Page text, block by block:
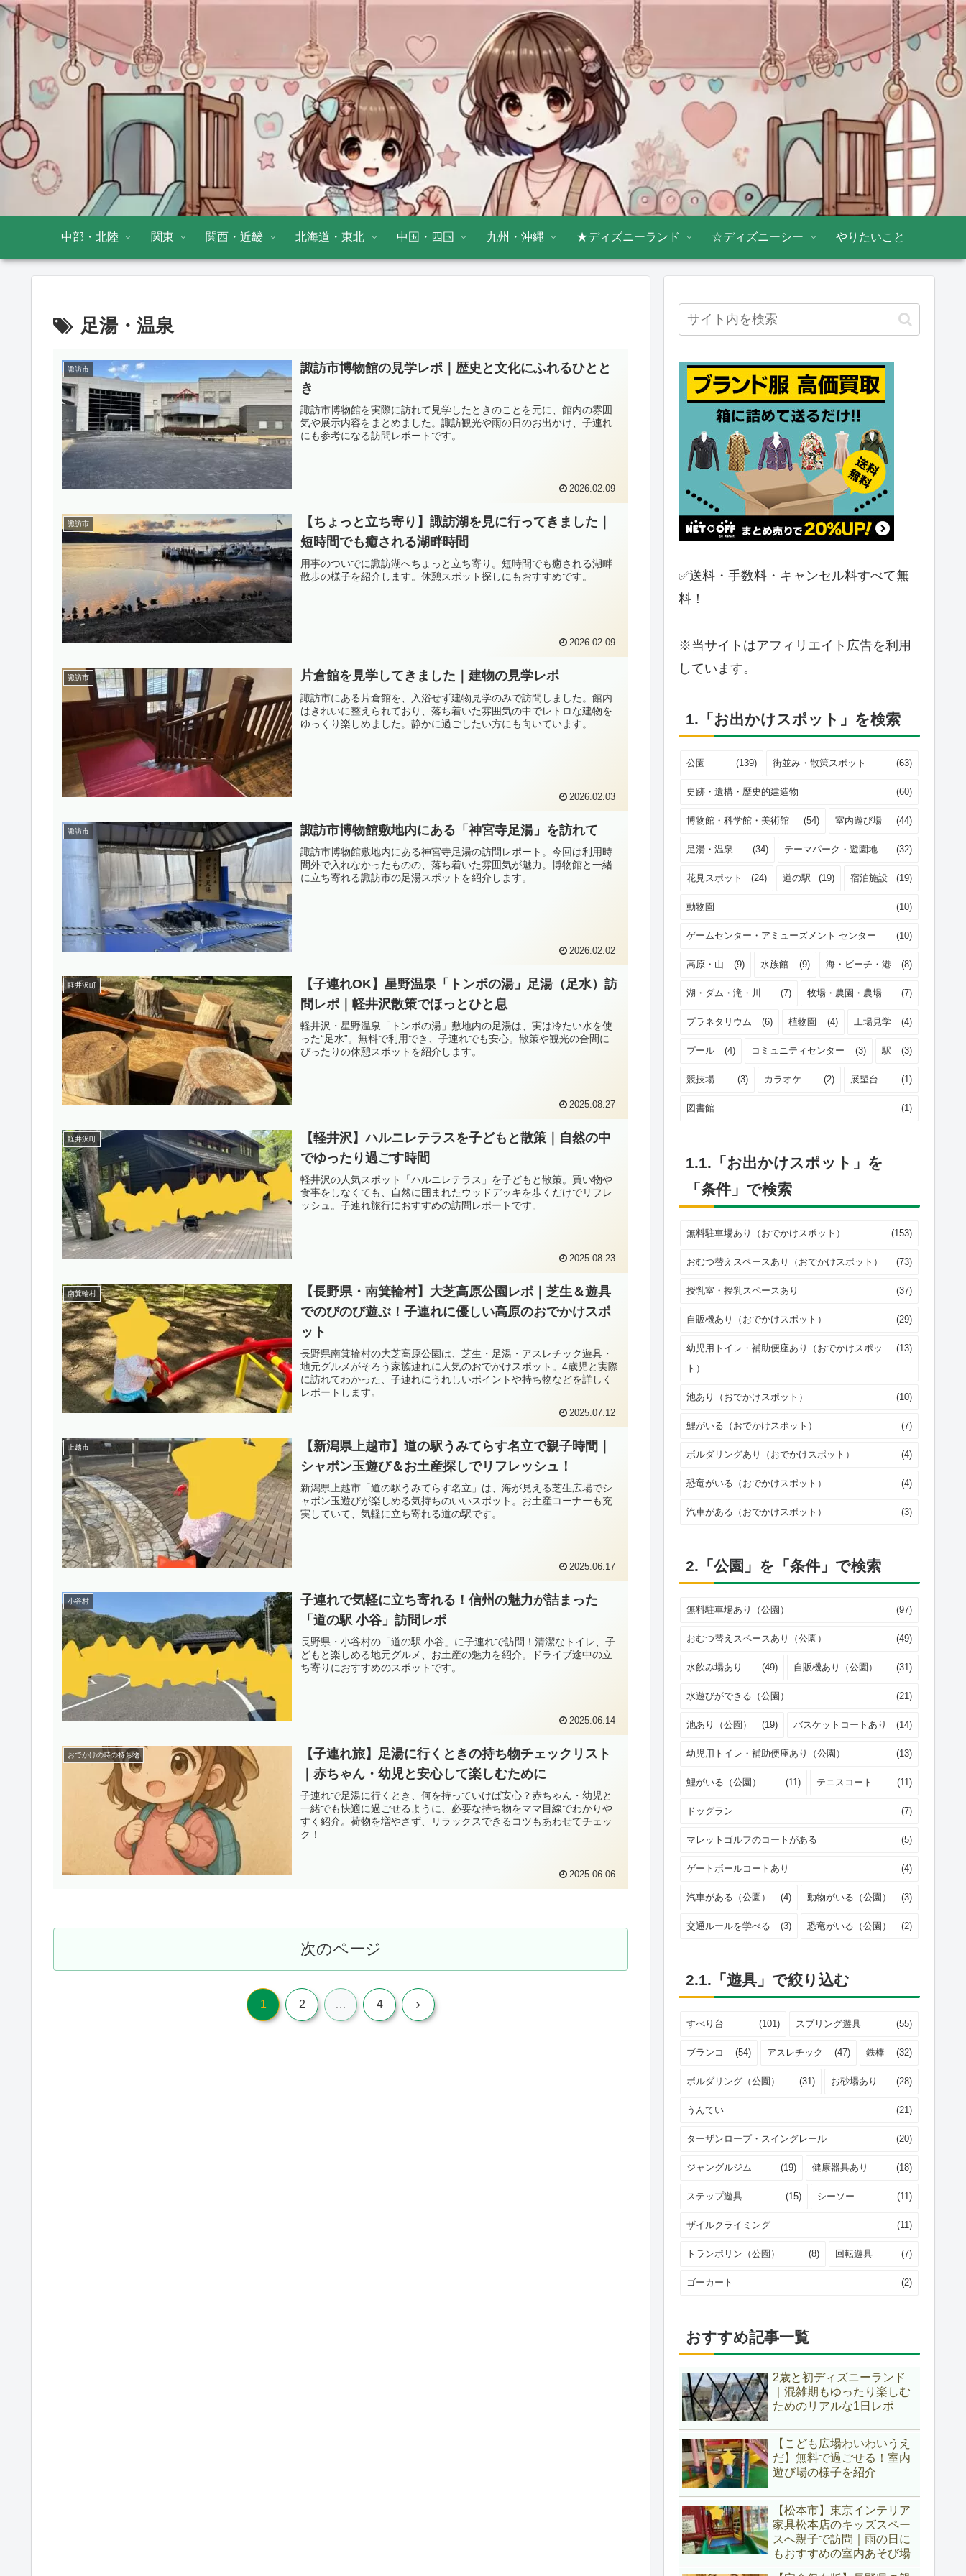
中部・北陸 関東 関西・近畿 北海道・東北 中国・四国 九州・沖縄 ★ディズニーランド ☆ディズニーシー やりたいこと
足湯・温泉
諏訪市
諏訪市博物館の見学レポ｜歴史と文化にふれるひとと
き
諏訪市博物館を実際に訪れて見学したときのことを元に、館内の雰囲
気や展示内容をまとめました。諏訪観光や雨の日のお出かけ、子連れ
にも参考になる訪問レポートです。
2026.02.09
諏訪市
【ちょっと立ち寄り】諏訪湖を見に行ってきました｜
短時間でも癒される湖畔時間
用事のついでに諏訪湖へちょっと立ち寄り。短時間でも癒される湖畔
散歩の様子を紹介します。休憩スポット探しにもおすすめです。
2026.02.09
諏訪市 片倉館を見学してきました｜建物の見学レポ
諏訪市にある片倉館を、入浴せず建物見学のみで訪問しました。館内
はきれいに整えられており、落ち着いた雰囲気の中でレトロな建物を
ゆっくり楽しめました。静かに過ごしたい方にも向いています。
2026.02.03
諏訪市 諏訪市博物館敷地内にある「神宮寺足湯」を訪れて
諏訪市博物館敷地内にある神宮寺足湯の訪問レポート。今回は利用時
間外で入れなかったものの、落ち着いた雰囲気が魅力。博物館と一緒
に立ち寄れる諏訪市の足湯スポットを紹介します。
2026.02.02
軽井沢町
【子連れOK】星野温泉「トンボの湯」足湯（足水）訪
問レポ｜軽井沢散策でほっとひと息
軽井沢・星野温泉「トンボの湯」敷地内の足湯は、実は冷たい水を使
った“足水”。無料で利用でき、子連れでも安心。散策や観光の合間に
ぴったりの休憩スポットを紹介します。
2025.08.27
軽井沢町
【軽井沢】ハルニレテラスを子どもと散策｜自然の中
でゆったり過ごす時間
軽井沢の人気スポット「ハルニレテラス」を子どもと散策。買い物や
食事をしなくても、自然に囲まれたウッドデッキを歩くだけでリフレ
ッシュ。子連れ旅行におすすめの訪問レポートです。
2025.08.23
南箕輪村
【長野県・南箕輪村】大芝高原公園レポ｜芝生＆遊具
でのびのび遊ぶ！子連れに優しい高原のおでかけスポ
ット
長野県南箕輪村の大芝高原公園は、芝生・足湯・アスレチック遊具・
地元グルメがそろう家族連れに人気のおでかけスポット。4歳児と実際
に訪れてわかった、子連れにうれしいポイントや持ち物などを詳しく
レポートします。
2025.07.12
上越市
【新潟県上越市】道の駅うみてらす名立で親子時間｜
シャボン玉遊び＆お土産探しでリフレッシュ！
新潟県上越市「道の駅うみてらす名立」は、海が見える芝生広場でシ
ャボン玉遊びが楽しめる気持ちのいいスポット。お土産コーナーも充
実していて、気軽に立ち寄れる道の駅です。
2025.06.17
小谷村
子連れで気軽に立ち寄れる！信州の魅力が詰まった
「道の駅 小谷」訪問レポ
長野県・小谷村の「道の駅 小谷」に子連れで訪問！清潔なトイレ、子
どもと楽しめる地元グルメ、お土産の魅力を紹介。ドライブ途中の立
ち寄りにおすすめのスポットです。
2025.06.14
おでかけの時の持ち物
【子連れ旅】足湯に行くときの持ち物チェックリスト
｜赤ちゃん・幼児と安心して楽しむために
子連れで足湯に行くとき、何を持っていけば安心？赤ちゃん・幼児と
一緒でも快適に過ごせるように、必要な持ち物をママ目線でわかりや
すく紹介。荷物を増やさず、リラックスできるコツもあわせてチェッ
ク！
2025.06.06
次のページ
1 2 … 4 次
✅送料・手数料・キャンセル料すべて無
料！
※当サイトはアフィリエイト広告を利用
しています。
1.「お出かけスポット」を検索
公園 (139) 街並み・散策スポット (63)
史跡・遺構・歴史的建造物 (60)
博物館・科学館・美術館 (54) 室内遊び場 (44)
足湯・温泉 (34) テーマパーク・遊園地 (32)
花見スポット (24) 道の駅 (19) 宿泊施設 (19)
動物園 (10)
ゲームセンター・アミューズメント センター (10)
高原・山 (9) 水族館 (9) 海・ビーチ・港 (8)
湖・ダム・滝・川 (7) 牧場・農園・農場 (7)
プラネタリウム (6) 植物園 (4) 工場見学 (4)
プール (4) コミュニティセンター (3) 駅 (3)
競技場 (3) カラオケ (2) 展望台 (1)
図書館 (1)
1.1.「お出かけスポット」を
「条件」で検索
無料駐車場あり（おでかけスポット） (153)
おむつ替えスペースあり（おでかけスポット） (73)
授乳室・授乳スペースあり (37)
自販機あり（おでかけスポット） (29)
幼児用トイレ・補助便座あり（おでかけスポッ
ト）
(13)
池あり（おでかけスポット） (10)
鯉がいる（おでかけスポット） (7)
ボルダリングあり（おでかけスポット） (4)
恐竜がいる（おでかけスポット） (4)
汽車がある（おでかけスポット） (3)
2.「公園」を「条件」で検索
無料駐車場あり（公園） (97)
おむつ替えスペースあり（公園） (49)
水飲み場あり (49) 自販機あり（公園） (31)
水遊びができる（公園） (21)
池あり（公園） (19) バスケットコートあり (14)
幼児用トイレ・補助便座あり（公園） (13)
鯉がいる（公園） (11) テニスコート (11)
ドッグラン (7)
マレットゴルフのコートがある (5)
ゲートボールコートあり (4)
汽車がある（公園） (4) 動物がいる（公園） (3)
交通ルールを学べる (3) 恐竜がいる（公園） (2)
2.1.「遊具」で絞り込む
すべり台 (101) スプリング遊具 (55)
ブランコ (54) アスレチック (47) 鉄棒 (32)
ボルダリング（公園） (31) お砂場あり (28)
うんてい (21)
ターザンロープ・スイングレール (20)
ジャングルジム (19) 健康器具あり (18)
ステップ遊具 (15) シーソー (11)
ザイルクライミング (11)
トランポリン（公園） (8) 回転遊具 (7)
ゴーカート (2)
おすすめ記事一覧
2歳と初ディズニーランド
｜混雑期もゆったり楽しむ
ためのリアルな1日レポ
【こども広場わいわいうえ
だ】無料で過ごせる！室内
遊び場の様子を紹介
【松本市】東京インテリア
家具松本店のキッズスペー
スへ親子で訪問｜雨の日に
もおすすめの室内あそび場